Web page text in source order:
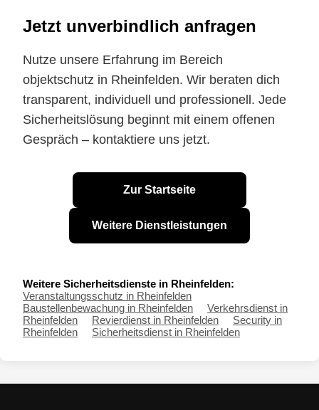
Jetzt unverbindlich anfragen
Nutze unsere Erfahrung im Bereich
objektschutz in Rheinfelden. Wir beraten dich
transparent, individuell und professionell. Jede
Sicherheitslösung beginnt mit einem offenen
Gespräch – kontaktiere uns jetzt.
Zur Startseite
Weitere Dienstleistungen
Weitere Sicherheitsdienste in Rheinfelden:
Veranstaltungsschutz in Rheinfelden
Baustellenbewachung in Rheinfelden
Verkehrsdienst in
Rheinfelden
Revierdienst in Rheinfelden
Security in
Rheinfelden
Sicherheitsdienst in Rheinfelden